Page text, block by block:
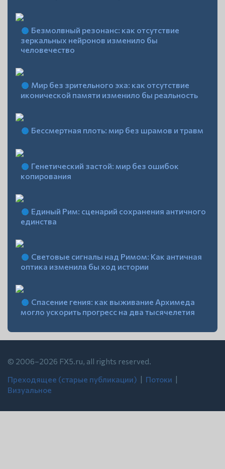
Безмолвный резонанс: как отсутствие
зеркальных нейронов изменило бы
человечество
Мир без зрительного эха: как отсутствие
иконической памяти изменило бы реальность
Бессмертная плоть: мир без шрамов и травм
Генетический застой: мир без ошибок
копирования
Единый Рим: сценарий сохранения античного
единства
Световые сигналы над Римом: Как античная
оптика изменила бы ход истории
Спасение гения: как выживание Архимеда
могло ускорить прогресс на два тысячелетия
© 2006–2026 FX5.ru, all rights reserved.
Преходящее (старые публикации)
Потоки
Визуальное